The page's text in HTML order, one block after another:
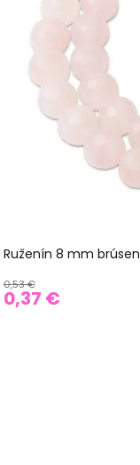
Ruženín 8 mm
0,53 €
0,37 €